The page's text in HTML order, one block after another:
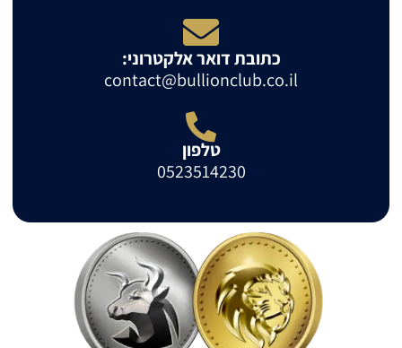
כתובת דואר אלקטרוני:
contact@bullionclub.co.il
טלפון
0523514230